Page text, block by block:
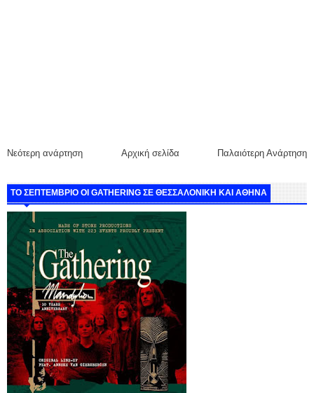
Νεότερη ανάρτηση Παλαιότερη Ανάρτηση
Αρχική σελίδα
ΤΟ ΣΕΠΤΕΜΒΡΙΟ ΟΙ GATHERING ΣΕ ΘΕΣΣΑΛΟΝΙΚΗ ΚΑΙ ΑΘΗΝΑ